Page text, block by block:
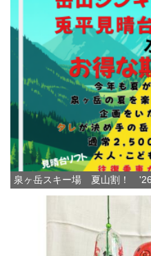
泉ヶ岳スキー場 夏山割！